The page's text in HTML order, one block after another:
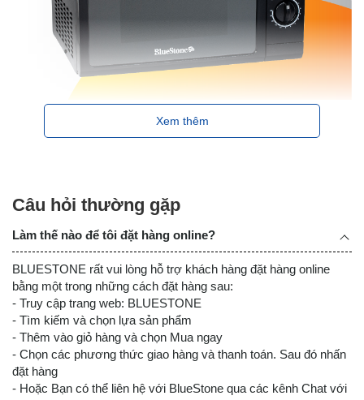
Xem thêm
Câu hỏi thường gặp
Làm thế nào để tôi đặt hàng online?
BLUESTONE rất vui lòng hỗ trợ khách hàng đặt hàng online
bằng một trong những cách đặt hàng sau:
- Truy cập trang web: BLUESTONE
- Tìm kiếm và chọn lựa sản phẩm
- Thêm vào giỏ hàng và chọn Mua ngay
- Chọn các phương thức giao hàng và thanh toán. Sau đó nhấn
đặt hàng
- Hoặc Bạn có thể liên hệ với BlueStone qua các kênh Chat với